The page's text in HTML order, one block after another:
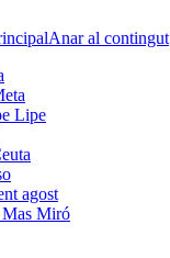
Anar al contingut
Lipe
agost
Miró